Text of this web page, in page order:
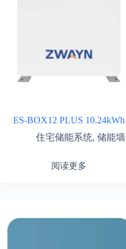
ES-BOX12 PLUS 10.24kWh
住宅储能系统, 储能墙
阅读更多